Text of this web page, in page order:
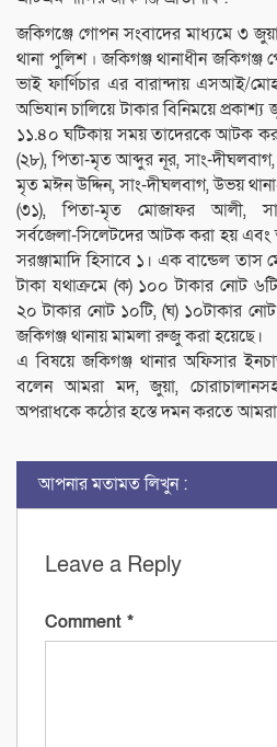
জকিগঞ্জে গোপন সংবাদের মাধ্যমে ৩
থানা পুলিশ ৷ জকিগঞ্জ থানাধীন জকিগঞ্জ
ভাই ফার্ণিচার এর বারান্দায় এসআই/
অভিযান চালিয়ে টাকার বিনিময়ে
১১.৪০ ঘটিকায় সময় তাদেরকে আটক
(২৮), পিতা-মৃত আব্দুর নূর, সাং-
মৃত মঈন উদ্দিন, সাং-দীঘলবাগ, উভয়
(৩১), পিতা-মৃত মোজাফর আলী, সাং-
সর্বজেলা-সিলেটদের আটক করা হয় এবং
সরঞ্জামাদি হিসাবে ১। এক বান্ডেল
টাকা যথাক্রমে (ক) ১০০ টাকার নোট
২০ টাকার নোট ১০টি, (ঘ) ১০টাকার
জকিগঞ্জ থানায় মামলা রুজু করা হয়েছে।
এ বিষয়ে জকিগঞ্জ থানার অফিসার
বলেন আমরা মদ, জুয়া,
অপরাধকে কঠোর হস্তে দমন করতে আমরা
আপনার মতামত লিখুন :
Leave a Reply
Comment *